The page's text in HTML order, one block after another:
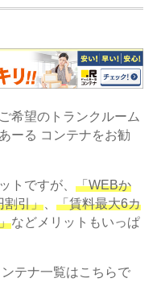
希望のトランクルーム
ーる コンテナをお勧
トですが、「WEBか
割引」 、「賃料最大6カ
などメリットもいっぱ
テナ一覧はこちらで